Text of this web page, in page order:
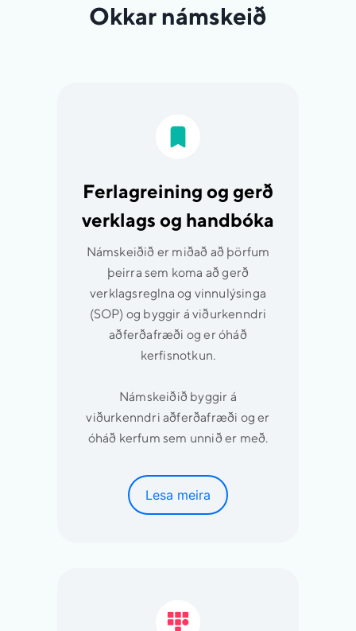
Okkar námskeið
Ferlagreining og gerð
verklags og handbóka
Námskeiðið er miðað að þörfum
þeirra sem koma að gerð
verklagsreglna og vinnulýsinga
(SOP) og byggir á viðurkenndri
aðferðafræði og er óháð
kerfisnotkun.
Námskeiðið byggir á
viðurkenndri aðferðafræði og er
óháð kerfum sem unnið er með.
Lesa meira